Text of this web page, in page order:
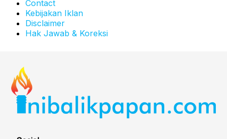
Contact
Kebijakan Iklan
Disclaimer
Hak Jawab & Koreksi